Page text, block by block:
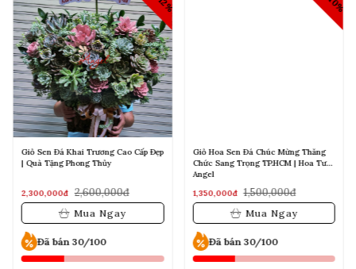
Giỏ Sen Đá Khai Trương Cao Cấp Đẹp
| Quà Tặng Phong Thủy
2,300,000đ 2,600,000đ
Mua Ngay
Đã bán 30/100
Giỏ Hoa Sen Đá Chúc Mừng Thăng
Chức Sang Trọng TP.HCM | Hoa Tươi
Angel
1,350,000đ
1,500,000đ
Mua Ngay
Đã bán 30/100